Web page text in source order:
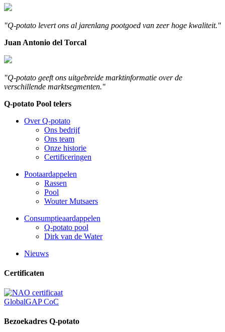
"Q-potato levert ons al jarenlang pootgoed van zeer hoge kwaliteit."
Juan Antonio del Torcal
"Q-potato geeft ons uitgebreide marktinformatie over de
verschillende marktsegmenten."
Q-potato Pool telers
Over Q-potato
Ons bedrijf
Ons team
Onze historie
Certificeringen
Pootaardappelen
Rassen
Pool
Wouter Mutsaers
Consumptieaardappelen
Q-potato pool
Dirk van de Water
Nieuws
Certificaten
GlobalGAP CoC
Bezoekadres Q-potato